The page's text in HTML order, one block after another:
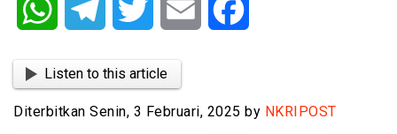
WhatsAppTelegram Twitter Email
Listen to this article
Diterbitkan Senin, 3 Februari, 2025 by NKRIPOST